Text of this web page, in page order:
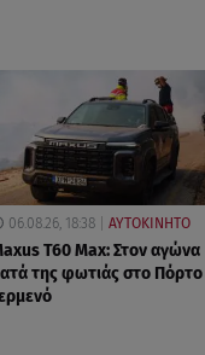
06.08.26, 18:38 ΑΥΤΟΚΙΝΗΤΟ
T60 Max: Στον αγώνα
της φωτιάς στο Πόρτο